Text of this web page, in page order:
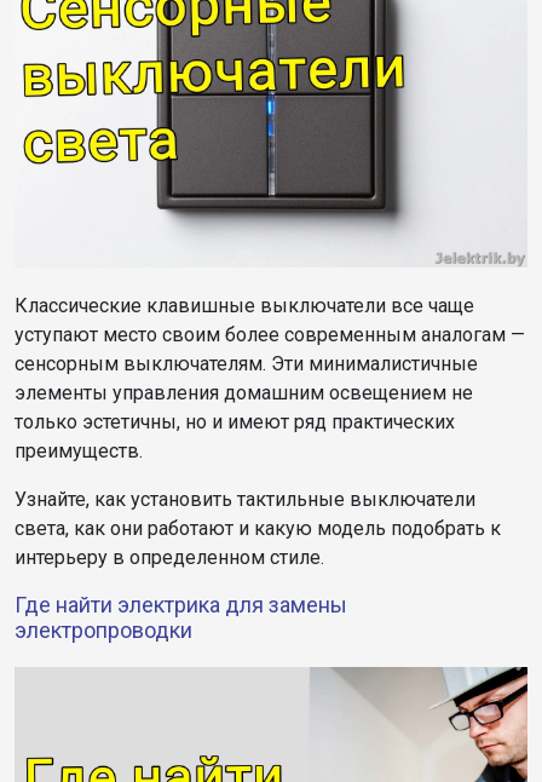
Классические клавишные выключатели все чаще
уступают место своим более современным аналогам —
сенсорным выключателям. Эти минималистичные
элементы управления домашним освещением не
только эстетичны, но и имеют ряд практических
преимуществ.
Узнайте, как установить тактильные выключатели
света, как они работают и какую модель подобрать к
интерьеру в определенном стиле.
Где найти электрика для замены
электропроводки